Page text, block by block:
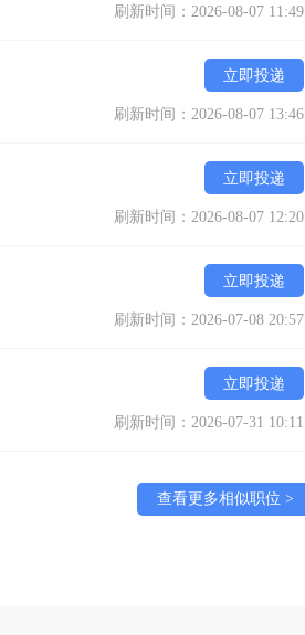
刷新时间：2026-08-07 11:49
立即投递
刷新时间：2026-08-07 13:46
立即投递
刷新时间：2026-08-07 12:20
立即投递
刷新时间：2026-07-08 20:57
立即投递
刷新时间：2026-07-31 10:11
查看更多相似职位 >